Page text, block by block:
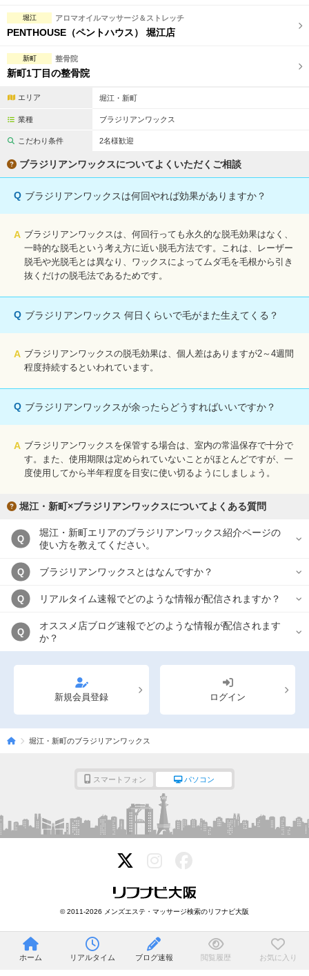
堀江 アロマオイルマッサージ＆ストレッチ
PENTHOUSE（ペントハウス） 堀江店
新町 整骨院
新町1丁目の整骨院
エリア 堀江・新町
業種 ブラジリアンワックス
こだわり条件 2名様歓迎
ブラジリアンワックスについてよくいただくご相談
Q ブラジリアンワックスは何回やれば効果がありますか？
A ブラジリアンワックスは、何回行っても永久的な脱毛効果はなく、
一時的な脱毛という考え方に近い脱毛方法です。これは、レーザー
脱毛や光脱毛とは異なり、ワックスによってムダ毛を毛根から引き
抜くだけの脱毛法であるためです。
Q ブラジリアンワックス 何日くらいで毛がまた生えてくる？
A ブラジリアンワックスの脱毛効果は、個人差はありますが2～4週間
程度持続するといわれています。
Q ブラジリアンワックスが余ったらどうすればいいですか？
A ブラジリアンワックスを保管する場合は、室内の常温保存で十分で
す。また、使用期限は定められていないことがほとんどですが、一
度使用してから半年程度を目安に使い切るようにしましょう。
堀江・新町×ブラジリアンワックスについてよくある質問
Q
堀江・新町エリアのブラジリアンワックス紹介ページの
使い方を教えてください。
Q ブラジリアンワックスとはなんですか？
Q リアルタイム速報でどのような情報が配信されますか？
Q
オススメ店ブログ速報でどのような情報が配信されます
か？
新規会員登録 ログイン
堀江・新町のブラジリアンワックス
スマートフォン パソコン
© 2011-2026 メンズエステ・マッサージ検索のリフナビ大阪
ホーム リアルタイム ブログ速報 閲覧履歴 お気に入り